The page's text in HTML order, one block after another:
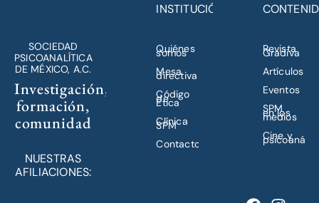
SOCIEDAD
PSICOANALÍTICA
DE MÉXICO, A.C.
Investigación,
formación,
comunidad
NUESTRAS
AFILIACIONES:
INSTITUCIÓN
Quiénes
somos
Mesa
directiva
Código
de
Ética
Clínica
SPM
Contacto
Revista
Gradiva
Artículos
Eventos
SPM
en los
medios
Cine y